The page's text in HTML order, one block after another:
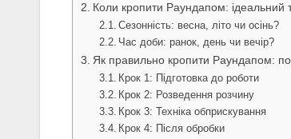
Коли кропити Раундапом: ідеальний
Сезонність: весна, літо чи осінь?
Час доби: ранок, день чи вечір?
Як правильно кропити Раундапом:
Крок 1: Підготовка до роботи
Крок 2: Розведення розчину
Крок 3: Техніка обприскування
Крок 4: Після обробки